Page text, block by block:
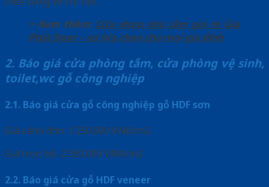
> Xem thêm: Cửa nhựa nhà tắm giá rẻ Gia
Phát Door – sự lựa chọn cho mọi gia đình
2. Báo giá cửa phòng tắm, cửa phòng vệ sinh,
toilet,wc gỗ công nghiệp
2.1. Báo giá cửa gỗ công nghiệp gỗ HDF sơn
Giá cánh đơn: 1.250.000 VNĐ/m2
Giá trọn bộ: 2.350.000 VNĐ/m2
2.2. Báo giá cửa gỗ HDF veneer